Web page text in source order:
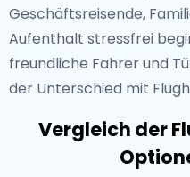
Geschäftsreisende,
Aufenthalt stressfrei
freundliche Fahrer und
der Unterschied mit
Vergleich der